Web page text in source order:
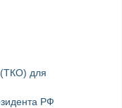
(ТКО) для
РФ